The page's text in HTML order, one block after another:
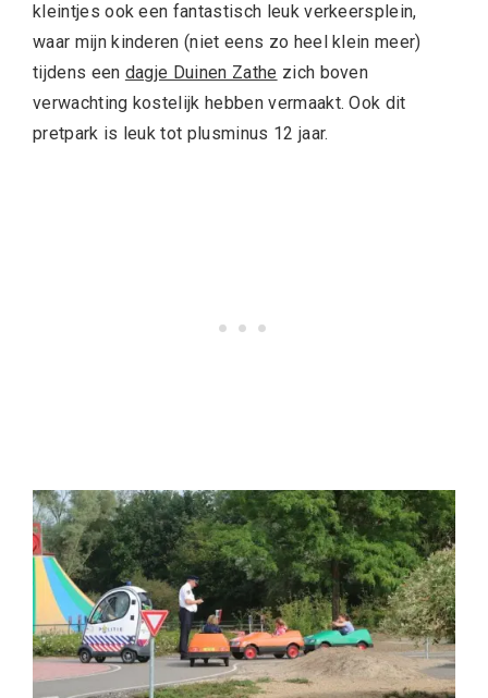
kleintjes ook een fantastisch leuk verkeersplein,
waar mijn kinderen (niet eens zo heel klein meer)
tijdens een dagje Duinen Zathe zich boven
verwachting kostelijk hebben vermaakt. Ook dit
pretpark is leuk tot plusminus 12 jaar.